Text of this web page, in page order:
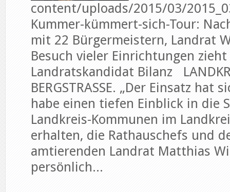
content/uploads/2015/03/
Kummer-kümmert-sich-Tour:
mit 22 Bürgermeistern, Landrat
Besuch vieler Einrichtungen
Landratskandidat Bilanz
BERGSTRASSE. „Der Einsatz hat
habe einen tiefen Einblick in die
Landkreis-Kommunen im
erhalten, die Rathauschefs und
amtierenden Landrat Matthias
persönlich...